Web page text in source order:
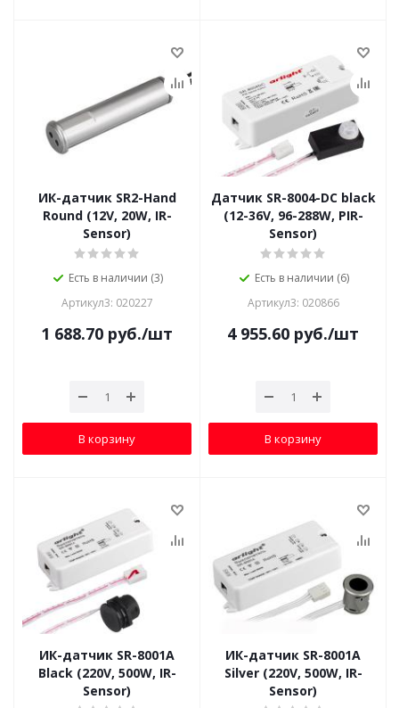
ИК-датчик SR2-Hand
Round (12V, 20W, IR-
Sensor)
Есть в наличии (3)
Артикул3: 020227
1 688.70 руб./шт
В корзину
Датчик SR-8004-DC black
(12-36V, 96-288W, PIR-
Sensor)
Есть в наличии (6)
Артикул3: 020866
4 955.60 руб./шт
В корзину
ИК-датчик SR-8001A
Black (220V, 500W, IR-
Sensor)
ИК-датчик SR-8001A
Silver (220V, 500W, IR-
Sensor)